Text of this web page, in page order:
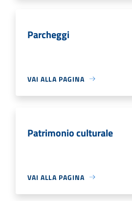
Parcheggi
VAI ALLA PAGINA
Patrimonio culturale
VAI ALLA PAGINA